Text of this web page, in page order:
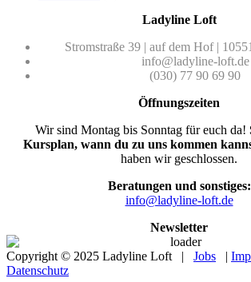
Ladyline Loft
Stromstraße 39 | auf dem Hof |
info@ladyline-loft.de
(030) 77 90 69 90
Öffnungszeiten
Wir sind Montag bis Sonntag für euch da!
Kursplan, wann du zu uns kommen
haben wir geschlossen.
Beratungen und sonstiges:
info@ladyline-loft.de
Newsletter
Copyright © 2025 Ladyline Loft | Jobs |
Datenschutz